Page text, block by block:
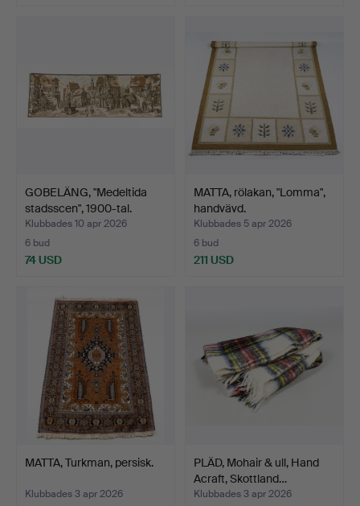
GOBELÄNG, "Medeltida
stadsscen", 1900-tal.
Klubbades 10 apr 2026
6 bud
74 USD
MATTA, rölakan, "Lomma",
handvävd.
Klubbades 5 apr 2026
6 bud
211 USD
MATTA, Turkman, persisk.
Klubbades 3 apr 2026
PLÄD, Mohair & ull, Hand
Acraft, Skottland…
Klubbades 3 apr 2026